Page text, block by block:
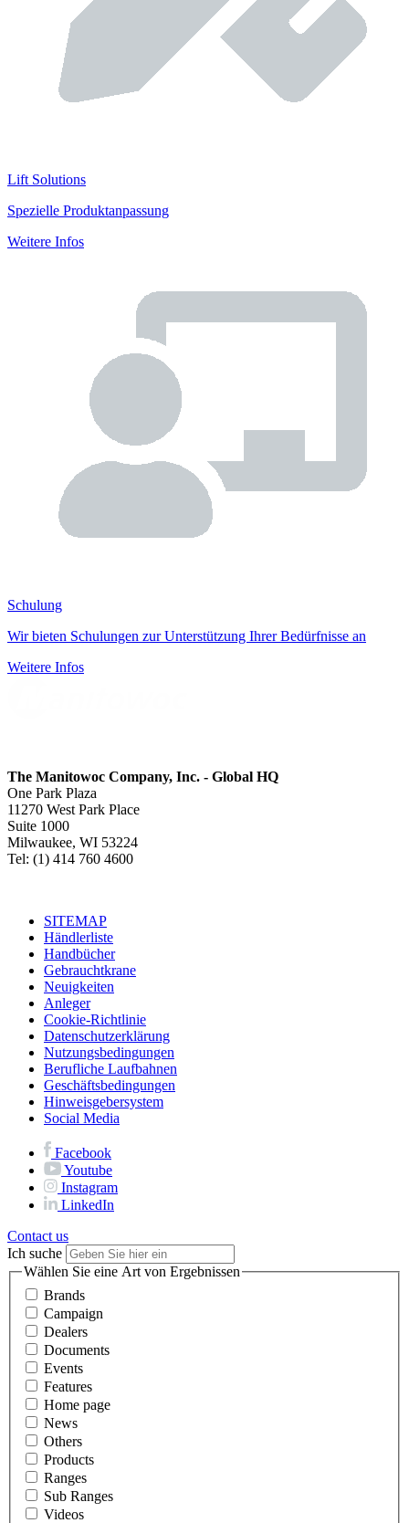
Lift Solutions
Spezielle Produktanpassung
Weitere Infos
Schulung
Wir bieten Schulungen zur Unterstützung Ihrer Bedürfnisse an
Weitere Infos
The Manitowoc Company, Inc. - Global HQ
One Park Plaza
11270 West Park Place
Suite 1000
Milwaukee, WI 53224
Tel: (1) 414 760 4600
SITEMAP
Händlerliste
Handbücher
Gebrauchtkrane
Neuigkeiten
Anleger
Cookie-Richtlinie
Datenschutzerklärung
Nutzungsbedingungen
Berufliche Laufbahnen
Geschäftsbedingungen
Hinweisgebersystem
Social Media
Facebook
Youtube
Instagram
LinkedIn
Contact us
Ich suche
Wählen Sie eine Art von Ergebnissen
Brands
Campaign
Dealers
Documents
Events
Features
Home page
News
Others
Products
Ranges
Sub Ranges
Videos